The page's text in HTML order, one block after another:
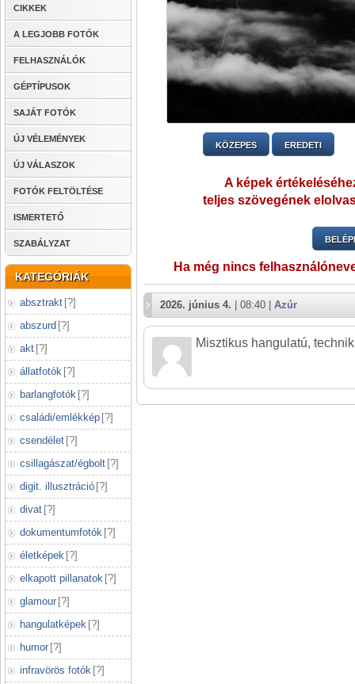
CIKKEK
A LEGJOBB FOTÓK
FELHASZNÁLÓK
GÉPTÍPUSOK
SAJÁT FOTÓK
ÚJ VÉLEMÉNYEK
ÚJ VÁLASZOK
FOTÓK FELTÖLTÉSE
ISMERTETŐ
SZABÁLYZAT
KATEGÓRIÁK
absztrakt [?]
abszurd [?]
akt [?]
állatfotók [?]
barlangfotók [?]
családi/emlékkép [?]
csendélet [?]
csillagászat/égbolt [?]
digit. illusztráció [?]
divat [?]
dokumentumfotók [?]
életképek [?]
elkapott pillanatok [?]
glamour [?]
hangulatképek [?]
humor [?]
infravörös fotók [?]
KÖZEPES EREDETI
A képek
teljes szövegének
Ha még nincs
2026. június 4. | 08:40 | Azúr
Misztikus hangulatú,